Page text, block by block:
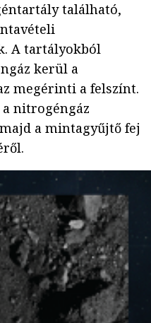
található,
A tartályokból
kerül a
megérinti a felszínt.
nitrogéngáz
a mintagyűjtő fej